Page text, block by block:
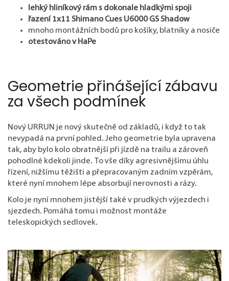
lehký hliníkový rám s dokonale hladkými spoji
řazení 1x11 Shimano Cues U6000 GS Shadow
mnoho montážních bodů pro košíky, blatníky a nosiče
otestováno v HaPe
Geometrie přinášející zábavu
za všech podmínek
Nový URRUN je nový skutečně od základů, i když to tak
nevypadá na první pohled. Jeho geometrie byla upravena
tak, aby bylo kolo obratnější při jízdě na trailu a zároveň
pohodlné kdekoli jinde. To vše díky agresivnějšímu úhlu
řízení, nižšímu těžišti a přepracovaným zadním vzpěrám,
které nyní mnohem lépe absorbují nerovnosti a rázy.
Kolo je nyní mnohem jistější také v prudkých výjezdech i
sjezdech. Pomáhá tomu i možnost montáže
teleskopických sedlovek.